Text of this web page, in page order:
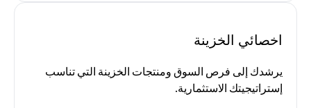
اخصائي الخزينة
يرشدك إلى فرص السوق ومنتجات الخزينة التي تناسب
إستراتيجيتك الاستثمارية.